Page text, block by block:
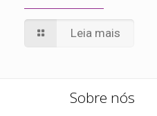
Leia mais
Sobre nós